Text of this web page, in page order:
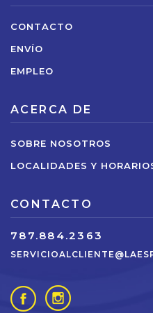
CONTACTO
ENVÍO
EMPLEO
ACERCA DE
SOBRE NOSOTROS
LOCALIDADES Y
CONTACTO
787.884.2363